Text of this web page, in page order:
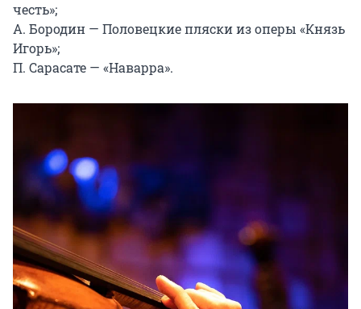
честь»;
А. Бородин — Половецкие пляски из оперы «Князь
Игорь»;
П. Сарасате — «Наварра».